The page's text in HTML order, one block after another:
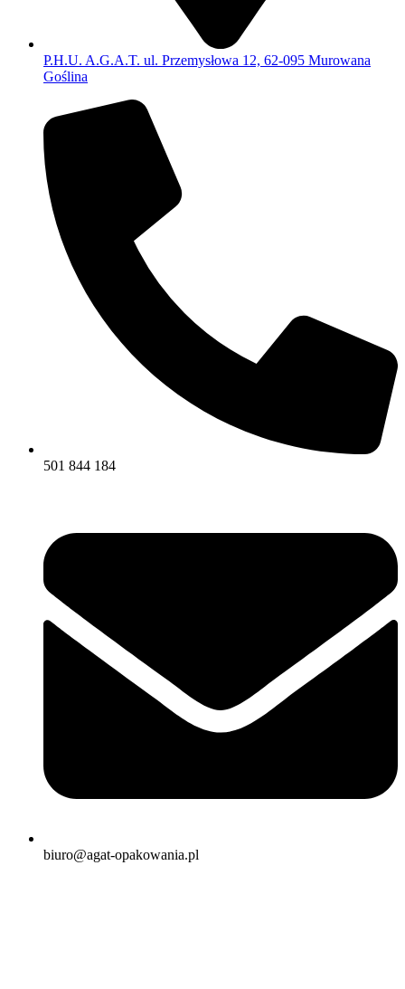
P.H.U. A.G.A.T. ul. Przemysłowa 12, 62-095 Murowana
Goślina
501 844 184
biuro@agat-opakowania.pl